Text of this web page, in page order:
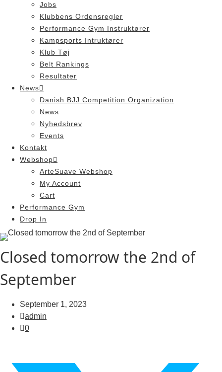
Jobs
Klubbens Ordensregler
Performance Gym Instruktører
Kampsports Intruktører
Klub Tøj
Belt Rankings
Resultater
News
Danish BJJ Competition Organization
News
Nyhedsbrev
Events
Kontakt
Webshop
ArteSuave Webshop
My Account
Cart
Performance Gym
Drop In
Closed tomorrow the 2nd of
September
September 1, 2023
admin
0